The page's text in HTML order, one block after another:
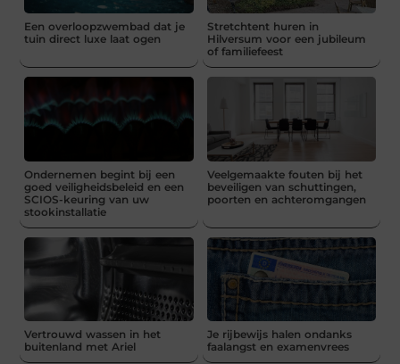
Een overloopzwembad dat je
tuin direct luxe laat ogen
Stretchtent huren in
Hilversum voor een jubileum
of familiefeest
Ondernemen begint bij een
goed veiligheidsbeleid en een
SCIOS-keuring van uw
stookinstallatie
Veelgemaakte fouten bij het
beveiligen van schuttingen,
poorten en achteromgangen
Vertrouwd wassen in het
buitenland met Ariel
Je rijbewijs halen ondanks
faalangst en examenvrees